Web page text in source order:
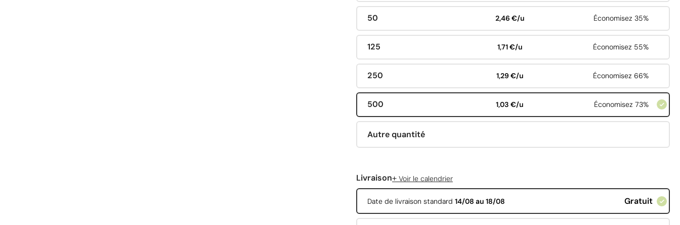
50 2,46 €/u Économisez 35%
125 1,71 €/u Économisez 55%
250 1,29 €/u Économisez 66%
500 1,03 €/u Économisez 73%
Autre quantité
Livraison+ Voir le calendrier
Date de livraison standard 14/08 au 18/08 Gratuit